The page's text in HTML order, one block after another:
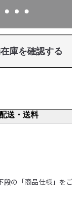
庫を確認する
送・送料